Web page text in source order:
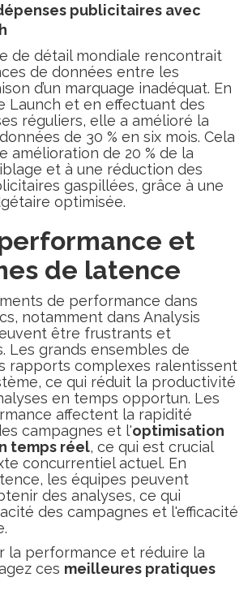
publicitaires avec
de détail mondiale rencontrait
de données entre les
d’un marquage inadéquat. En
Launch et en effectuant des
réguliers, elle a amélioré la
de 30 % en six mois. Cela
amélioration de 20 % de la
et à une réduction des
gaspillées, grâce à une
optimisée.
et
de latence
de performance dans
notamment dans Analysis
être frustrants et
Les grands ensembles de
rapports complexes ralentissent
ce qui réduit la productivité
en temps opportun. Les
affectent la rapidité
campagnes et l'optimisation
temps réel, ce qui est crucial
concurrentiel actuel. En
les équipes peuvent
des analyses, ce qui
des campagnes et l'efficacité
la performance et réduire la
ces meilleures pratiques